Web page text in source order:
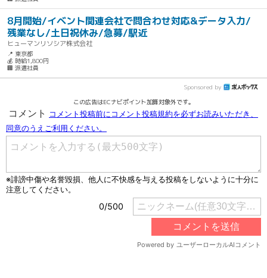
8月開始/イベント関連会社で問合わせ対応&データ入力/
残業なし/土日祝休み/急募/駅近
ヒューマンリソシア株式会社
📍 東京都
💰 時給1,800円
🏢 派遣社員
Sponsored by
この広告はECナビポイント加算対象外です。